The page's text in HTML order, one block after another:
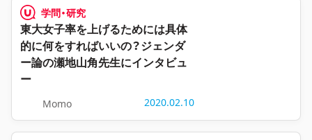
学問・研究
東大女子率を上げるためには具体
的に何をすればいいの？ジェンダ
ー論の瀬地山角先生にインタビュ
ー
Momo 2020.02.10